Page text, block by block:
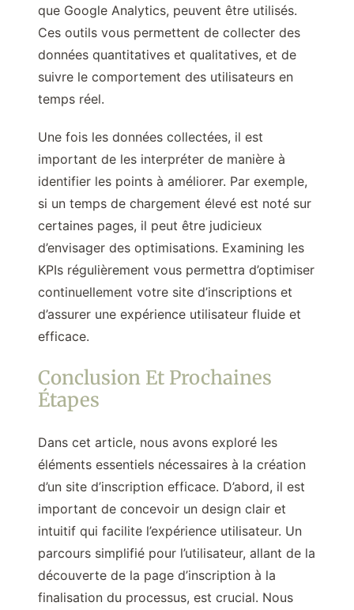
que Google Analytics, peuvent être utilisés.
Ces outils vous permettent de collecter des
données quantitatives et qualitatives, et de
suivre le comportement des utilisateurs en
temps réel.
Une fois les données collectées, il est
important de les interpréter de manière à
identifier les points à améliorer. Par exemple,
si un temps de chargement élevé est noté sur
certaines pages, il peut être judicieux
d’envisager des optimisations. Examining les
KPIs régulièrement vous permettra d’optimiser
continuellement votre site d’inscriptions et
d’assurer une expérience utilisateur fluide et
efficace.
Conclusion Et Prochaines
Étapes
Dans cet article, nous avons exploré les
éléments essentiels nécessaires à la création
d’un site d’inscription efficace. D’abord, il est
important de concevoir un design clair et
intuitif qui facilite l’expérience utilisateur. Un
parcours simplifié pour l’utilisateur, allant de la
découverte de la page d’inscription à la
finalisation du processus, est crucial. Nous